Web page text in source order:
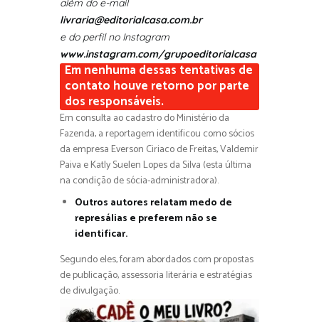
além do e-mail
livraria@editorialcasa.com.br
e do perfil no Instagram
www.instagram.com/grupoeditorialcasa
Em nenhuma dessas tentativas de
contato houve retorno por parte
dos responsáveis.
Em consulta ao cadastro do Ministério da
Fazenda, a reportagem identificou como sócios
da empresa Everson Ciriaco de Freitas, Valdemir
Paiva e Katly Suelen Lopes da Silva (esta última
na condição de sócia-administradora).
Outros autores relatam medo de
represálias e preferem não se
identificar.
Segundo eles, foram abordados com propostas
de publicação, assessoria literária e estratégias
de divulgação.